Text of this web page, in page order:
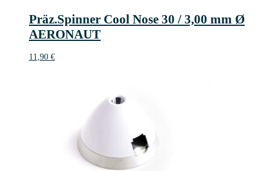
Präz.Spinner Cool Nose 30 / 3,00 mm Ø
AERONAUT
11,90 €